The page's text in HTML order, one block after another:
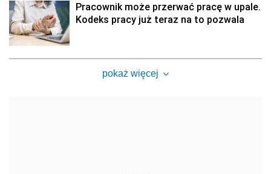
Pracownik może przerwać pracę w upale.
Kodeks pracy już teraz na to pozwala
pokaż więcej